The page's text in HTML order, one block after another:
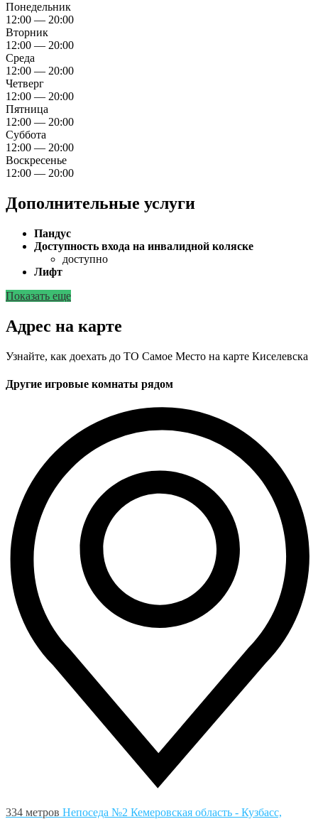
Понедельник
12:00 — 20:00
Вторник
12:00 — 20:00
Среда
12:00 — 20:00
Четверг
12:00 — 20:00
Пятница
12:00 — 20:00
Суббота
12:00 — 20:00
Воскресенье
12:00 — 20:00
Дополнительные услуги
Пандус
Доступность входа на инвалидной коляске
доступно
Лифт
Показать еще
Адрес на карте
Узнайте, как доехать до ТО Самое Место на карте Киселевска
Другие игровые комнаты рядом
334 метров Непоседа №2 Кемеровская область - Кузбасс,